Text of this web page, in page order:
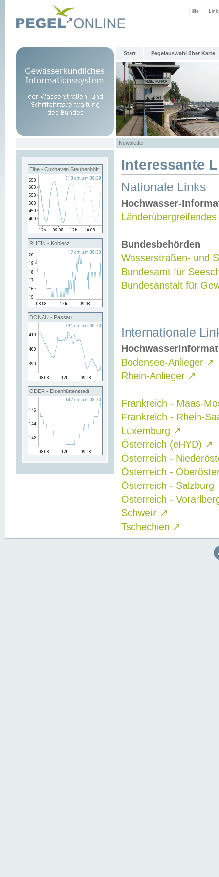
Hilfe
Start Pegelauswahl über Karte
Newsletter
Elbe - Cuxhaven Steubenhöft
RHEIN - Koblenz
DONAU - Passau
ODER - Eisenhüttenstadt
Interessante
Nationale Links
Hochwasser-
Bundesbehörden
Wasserstraßen- und
Bundesamt für
Bundesanstalt für
Internationale
Bodensee-Anlieger ↗
Rhein-Anlieger ↗
Frankreich - Maas-
Frankreich - Rhein-
Luxemburg ↗
Österreich (eHYD) ↗
Österreich -
Österreich -
Österreich - Salzburg
Österreich -
Schweiz ↗
Tschechien ↗